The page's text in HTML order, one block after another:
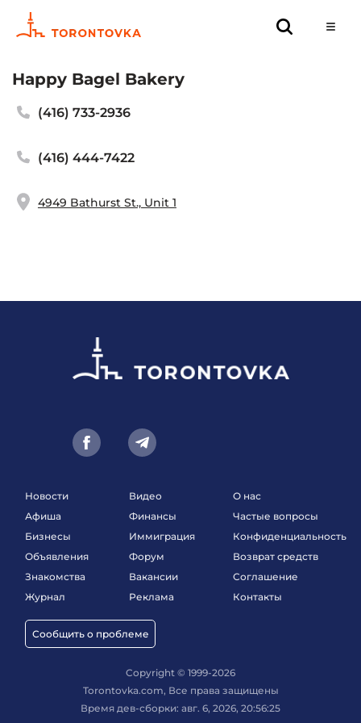
Happy Bagel Bakery
(416) 733-2936
(416) 444-7422
4949 Bathurst St., Unit 1
Новости
Афиша
Бизнесы
Объявления
Знакомства
Журнал
Сообщить о проблеме
Видео
Финансы
Иммиграция
Форум
Вакансии
Реклама
О нас
Частые вопросы
Конфиденциальность
Возврат средств
Соглашение
Контакты
Copyright © 1999-2026
Torontovka.com, Все права защищены
Время дев-сборки: авг. 6, 2026, 20:56:25